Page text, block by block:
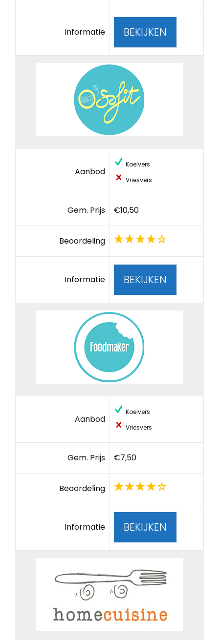
Informatie BEKIJKEN
Aanbod
Koelvers
Vriesvers
Gem. Prijs €10,50
Beoordeling
Informatie BEKIJKEN
Aanbod
Koelvers
Vriesvers
Gem. Prijs €7,50
Beoordeling
Informatie BEKIJKEN